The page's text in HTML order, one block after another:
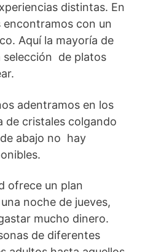
distintas. En
encontramos con un
Aquí la mayoría de
selección de platos
adentramos en los
de cristales colgando
abajo no hay
ofrece un plan
noche de jueves,
mucho dinero.
de diferentes